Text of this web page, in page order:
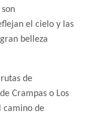
el cielo y las
belleza
de
Crampas o Los
camino de